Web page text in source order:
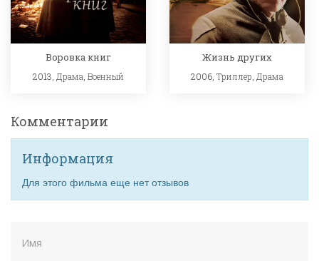
Воровка книг
2013, Драма Военный
Жизнь других
2006,Триллер Драма
Комментарии
Информация
Для этого фильма еще нет отзывов